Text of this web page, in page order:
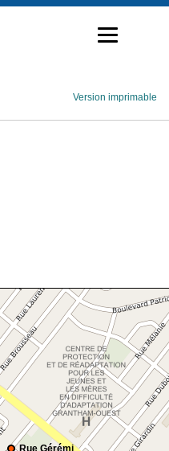
Version imprimable
Rue Gérémi